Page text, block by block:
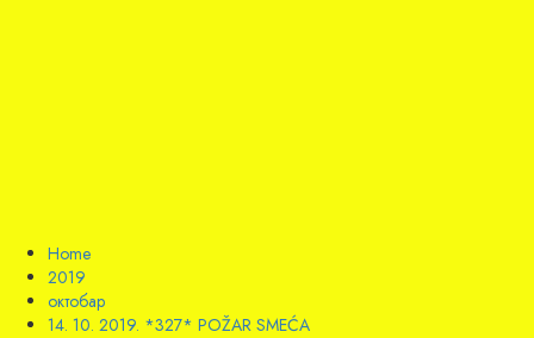
Home
2019
октобар
14. 10. 2019. *327* POŽAR SMEĆA